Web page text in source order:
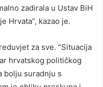
zadirala u Ustav BiH
Hrvata”, kazao je.
za sve. “Situacija
hrvatskog političkog
bolju suradnju s